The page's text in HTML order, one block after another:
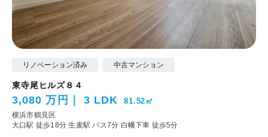
リノベーション済み 中古マンション
東寺尾ヒルズ８４
3,080 万円 3 LDK 81.52㎡
横浜市鶴見区
大口駅 徒歩18分生麦駅 バス7分 白幡下車 徒歩5分